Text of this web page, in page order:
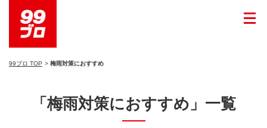
99ブロ TOP 梅雨対策におすすめ
「梅雨対策におすすめ」一覧